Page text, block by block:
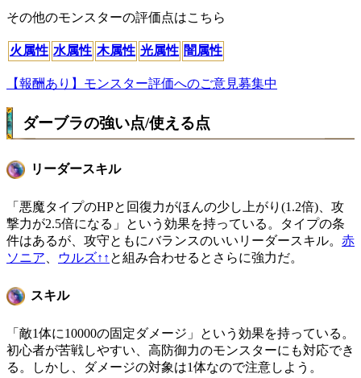
その他のモンスターの評価点はこちら
火属性 水属性 木属性 光属性 闇属性
【報酬あり】モンスター評価へのご意見募集中
ダーブラの強い点/使える点
リーダースキル
「悪魔タイプのHPと回復力がほんの少し上がり(1.2倍)、攻
撃力が2.5倍になる」という効果を持っている。タイプの条
件はあるが、攻守ともにバランスのいいリーダースキル。 赤
ソニア
ウルズ↑↑ と組み合わせるとさらに強力だ。
スキル
「敵1体に10000の固定ダメージ」という効果を持っている。
初心者が苦戦しやすい、高防御力のモンスターにも対応でき
る。しかし、ダメージの対象は1体なので注意しよう。